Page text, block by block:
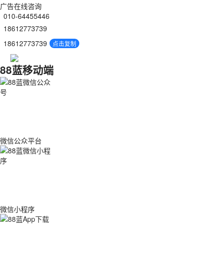
广告在线咨询
010-64455446
18612773739
18612773739
点击复制
88蓝移动端
微信公众平台
微信小程序